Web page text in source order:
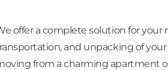
offer a complete solution for your
and unpacking of
from a charming apartment